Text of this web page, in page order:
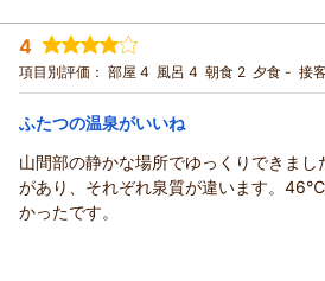
支配人 高橋
宿泊時期： 2025年10月宿泊 (出張)
投稿者： ともさん(男性/40代)
宿泊プラン： 【平日５室限定/夕食お弁当付】
るビジネスプラン/2食付
和室 朝・夕 夕/
宿泊価格帯： 9,001～10,000円(大人一人あたり
南郷（夢）温泉 共林荘からの返信
いつも、南郷温泉をご愛顧いただき誠
す。食事や温泉をお褒めいただき、今
のお声が何よりも嬉しいですし働くス
4
項目別評価： 部屋 4 風呂 4 朝食 2 夕食 - 接
ふたつの温泉がいいね
山間部の静かな場所でゆっくりできま
があり、それぞれ泉質が違います。
かったです。